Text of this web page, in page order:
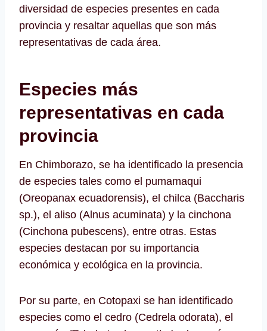
diversidad de especies presentes en cada
provincia y resaltar aquellas que son más
representativas de cada área.
Especies más
representativas en cada
provincia
En Chimborazo, se ha identificado la presencia
de especies tales como el pumamaqui
(Oreopanax ecuadorensis), el chilca (Baccharis
sp.), el aliso (Alnus acuminata) y la cinchona
(Cinchona pubescens), entre otras. Estas
especies destacan por su importancia
económica y ecológica en la provincia.
Por su parte, en Cotopaxi se han identificado
especies como el cedro (Cedrela odorata), el